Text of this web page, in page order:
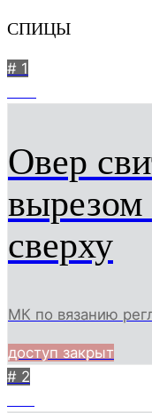
СПИЦЫ
# 1
Овер
вырезом
сверху
МК по вязанию
доступ закрыт
# 2